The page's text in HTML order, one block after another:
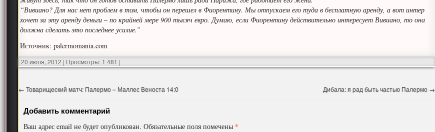
“Вивиано? Для нас нет проблем в том, чтобы он перешел в Фиорентину. Мы отпускаем его туда в бесплатную аренду, а вот интер
хочет за эту аренду деньги – по крайней мере 900 тысяч евро. Думаю, если Фиорентину действительно интересует Вивиано, то она
должна сделать это последнее усилие.”
Источник: palermomania.com
20 июля, 2012 | Просмотры: 1 481 |
← Товарищеский матч: Палермо – Маллес Веноста 14:0 Дибала: я рад быть частью Палермо →
Добавить комментарий
Ваш адрес email не будет опубликован. Обязательные поля помечены *